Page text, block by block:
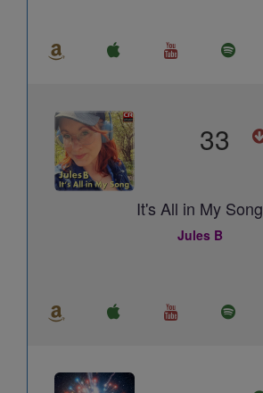
33
It's All in My Song
Jules B